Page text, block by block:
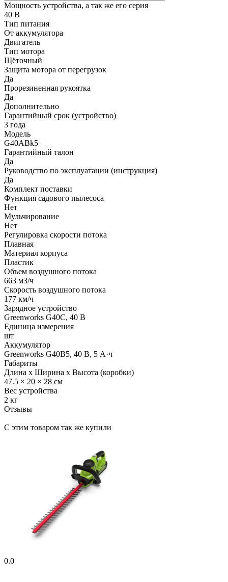
Мощность устройства, а так же его серия
40 В
Тип питания
От аккумулятора
Двигатель
Тип мотора
Щёточный
Защита мотора от перегрузок
Да
Прорезиненная рукоятка
Да
Дополнительно
Гарантийный срок (устройство)
3 года
Модель
G40ABk5
Гарантийный талон
Да
Руководство по эксплуатации (инструкция)
Да
Комплект поставки
Функция садового пылесоса
Нет
Мульчирование
Нет
Регулировка скорости потока
Плавная
Материал корпуса
Пластик
Объем воздушного потока
663 м3/ч
Скорость воздушного потока
177 км/ч
Зарядное устройство
Greenworks G40C, 40 В
Единица измерения
шт
Аккумулятор
Greenworks G40B5, 40 В, 5 А·ч
Габариты
Длина x Ширина x Высота (коробки)
47.5 × 20 × 28 см
Вес устройства
2 кг
Отзывы
С этим товаром так же купили
0.0